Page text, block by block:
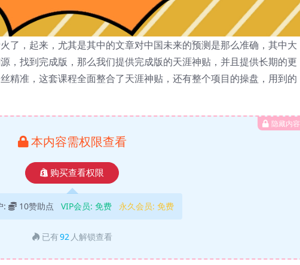
了，起来，尤其是其中的文章对中国未来的预测是那么准确，其中大
，找到完成版，那么我们提供完成版的天涯神贴，并且提供长期的更
精准，这套课程全面整合了天涯神贴，还有整个项目的操盘，用到的
隐藏内容
本内容需权限查看
购买查看权限
: 10赞助点 VIP会员: 免费 永久会员: 免费
已有92 人解锁查看